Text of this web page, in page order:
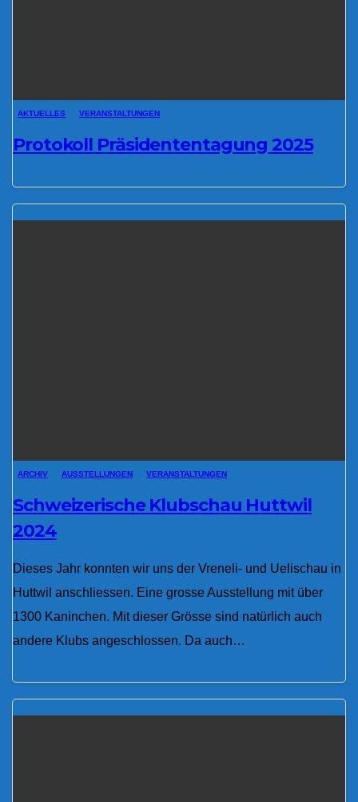
AKTUELLES VERANSTALTUNGEN
Protokoll Präsidententagung 2025
ARCHIV AUSSTELLUNGEN VERANSTALTUNGEN
Schweizerische Klubschau Huttwil
2024
Dieses Jahr konnten wir uns der Vreneli- und Uelischau in
Huttwil anschliessen. Eine grosse Ausstellung mit über
1300 Kaninchen. Mit dieser Grösse sind natürlich auch
andere Klubs angeschlossen. Da auch…